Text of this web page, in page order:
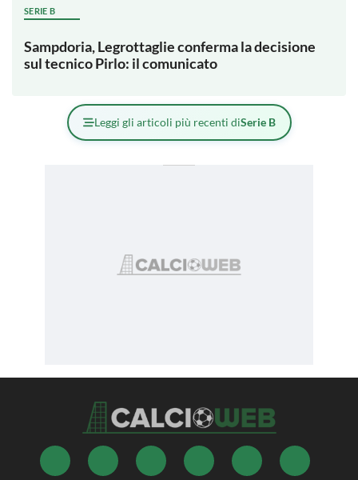
SERIE B
Sampdoria, Legrottaglie conferma la decisione
sul tecnico Pirlo: il comunicato
Leggi gli articoli più recenti diSerie B